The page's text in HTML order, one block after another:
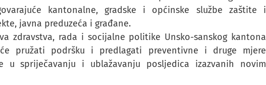
kantonalne, gradske i općinske službe zaštite i
javna preduzeća i građane.
zdravstva, rada i socijalne politike Unsko-sanskog kantona
pružati podršku i predlagati preventivne i druge mjere
u spriječavanju i ublažavanju posljedica izazvanih novim